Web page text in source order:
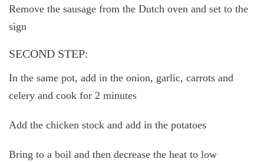
Remove the sausage from the Dutch oven and set to the
sign
SECOND STEP:
In the same pot, add in the onion, garlic, carrots and
celery and cook for 2 minutes
Add the chicken stock and add in the potatoes
Bring to a boil and then decrease the heat to low